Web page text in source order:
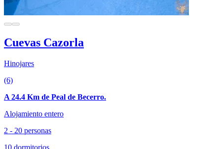
Cuevas Cazorla
Hinojares
(6)
A 24.4 Km de Peal de Becerro.
Alojamiento entero
2 - 20 personas
10 dormitorios